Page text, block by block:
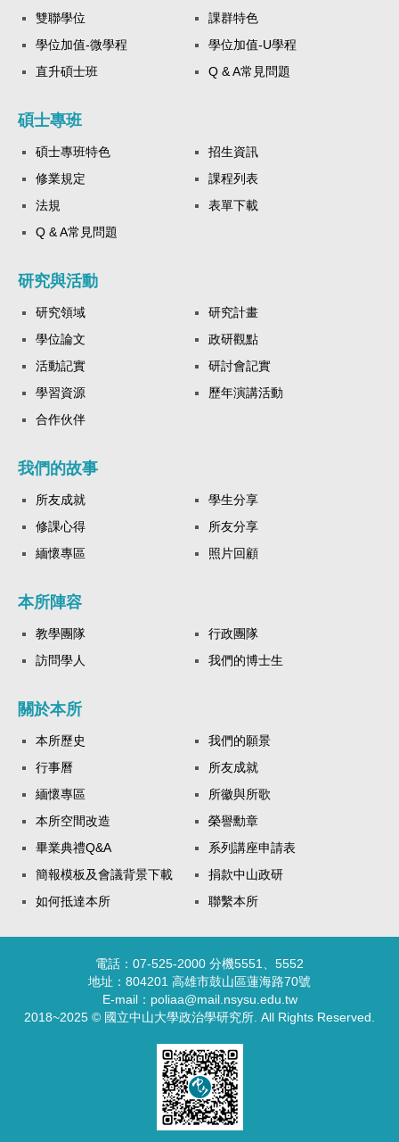
雙聯學位
課群特色
學位加值-微學程
學位加值-U學程
直升碩士班
Q & A常見問題
碩士專班
碩士專班特色
招生資訊
修業規定
課程列表
法規
表單下載
Q & A常見問題
研究與活動
研究領域
研究計畫
學位論文
政研觀點
活動記實
研討會記實
學習資源
歷年演講活動
合作伙伴
我們的故事
所友成就
學生分享
修課心得
所友分享
緬懷專區
照片回顧
本所陣容
教學團隊
行政團隊
訪問學人
我們的博士生
關於本所
本所歷史
我們的願景
行事曆
所友成就
緬懷專區
所徽與所歌
本所空間改造
榮譽勳章
畢業典禮Q&A
系列講座申請表
簡報模板及會議背景下載
捐款中山政研
如何抵達本所
聯繫本所
電話：07-525-2000 分機5551、5552
地址：804201 高雄市鼓山區蓮海路70號
E-mail：poliaa@mail.nsysu.edu.tw
2018~2025 © 國立中山大學政治學研究所. All Rights Reserved.